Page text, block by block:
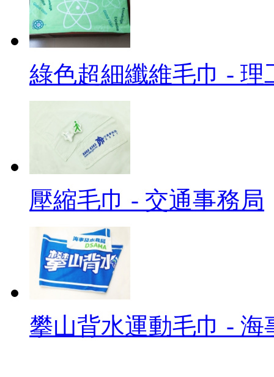
綠色超細纖維毛巾 - 理
壓縮毛巾 - 交通事務局
攀山背水運動毛巾 - 海